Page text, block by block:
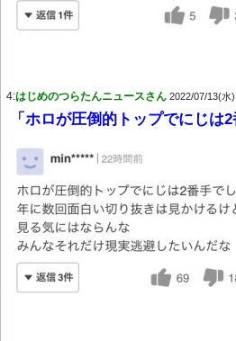
4:はじめのつらたんニュースさん 2022/07/13(水
「ホロが圧倒的トップでにじは2